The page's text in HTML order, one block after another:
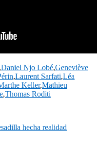
,Daniel Njo Lobé,Geneviève
,Laurent Sarfati,Léa
Keller,Mathieu
,Thomas Roditi
hecha realidad